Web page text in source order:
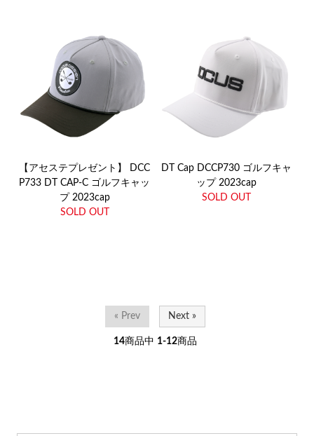
【アセステプレゼント】 DCC
P733 DT CAP-C ゴルフキャッ
プ 2023cap
SOLD OUT
DT Cap DCCP730 ゴルフキャ
ップ 2023cap
SOLD OUT
« Prev Next »
14商品中 1-12商品